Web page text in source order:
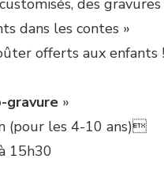
des
dans les contes »
offerts aux
gravure »
(pour les 4-10 ans)
15h30